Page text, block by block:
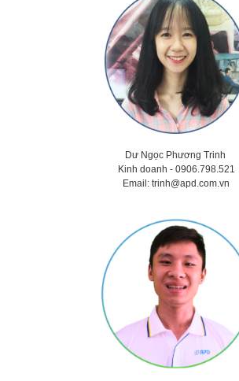
Dư Ngọc Phương Trinh
Kinh doanh - 0906.798.521
Email: trinh@apd.com.vn